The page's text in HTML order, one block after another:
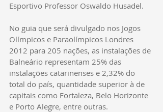
Esportivo Professor Oswaldo Husadel.
No guia que será divulgado nos Jogos
Olímpicos e Paraolímpicos Londres
2012 para 205 nações, as instalações de
Balneário representam 25% das
instalações catarinenses e 2,32% do
total do país, quantidade superior à de
capitais como Fortaleza, Belo Horizonte
e Porto Alegre, entre outras.